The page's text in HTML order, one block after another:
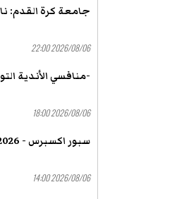
جامعة كرة القدم:
2026/08/06 22:00
-منافسي الأندية
2026/08/06 18:00
سبور اكسبرس - 06/08/2026 - 14:00
2026/08/06 14:00